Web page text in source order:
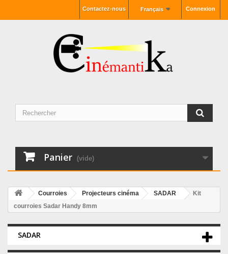
Connexion
Français
Contactez-nous
Panier (vide)
Courroies Projecteurs cinéma SADAR
Kit
courroies Sadar Handy 8mm
SADAR